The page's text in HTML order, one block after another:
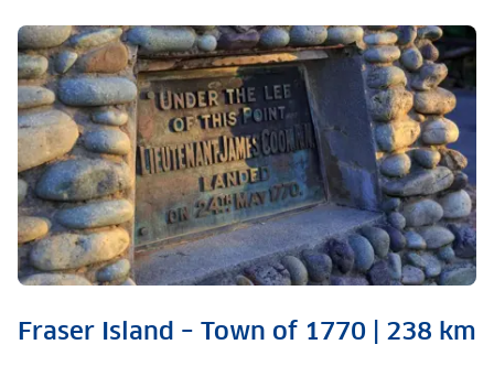
Fraser Island – Town of 1770 | 238 km